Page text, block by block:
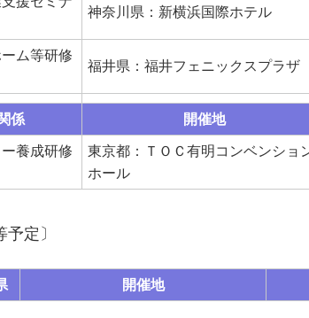
神奈川県：新横浜国際ホテル
ム等研修
福井県：福井フェニックスプラザ
係 開催地
養成研修
東京都：ＴＯＣ有明コンベンショ
ホール
予定〕
開催地